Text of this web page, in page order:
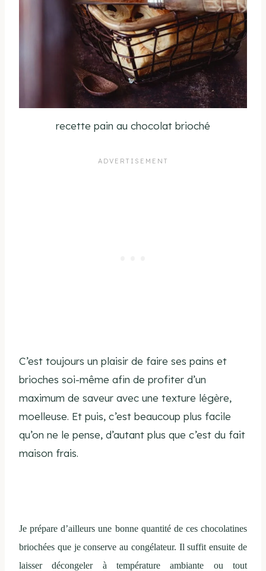
recette pain au chocolat brioché
C’est toujours un plaisir de faire ses pains et
brioches soi-même afin de profiter d’un
maximum de saveur avec une texture légère,
moelleuse. Et puis, c’est beaucoup plus facile
qu’on ne le pense, d’autant plus que c’est du fait
maison frais.
Je prépare d’ailleurs une bonne quantité de ces chocolatines
briochées que je conserve au congélateur. Il suffit ensuite de
laisser décongeler à température ambiante ou tout